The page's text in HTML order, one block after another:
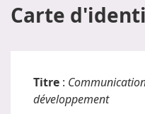
Carte
Titre :
développement